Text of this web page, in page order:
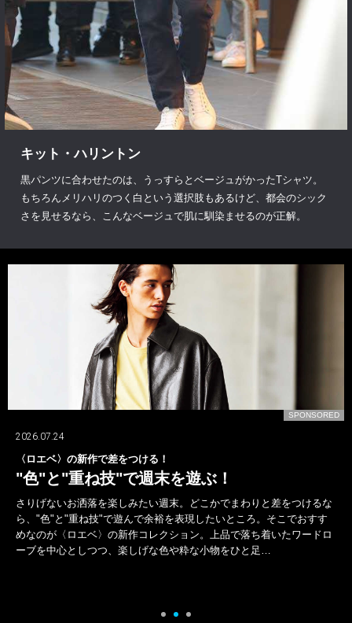
キット・ハリントン
黒パンツに合わせたのは、うっすらとベージュがかったTシャツ。
もちろんメリハリのつく白という選択肢もあるけど、都会のシック
さを見せるなら、こんなベージュで肌に馴染ませるのが正解。
SPONSORED
2026.06.21
テカりに打ち勝つ美容液が決め手に!?
アワードで選手たちの格好よさを支えた
〈SHISEIDO MEN〉！
シーズン中に活躍した選手並びにチームを讃える“B.LEAGUE AWARD
SHOW 2025-26”。受賞者たちは華々しくランウェイを闊歩したが、男
らしくスタイリッシュなビジュアルの舞台裏には、“テカり知らずの清